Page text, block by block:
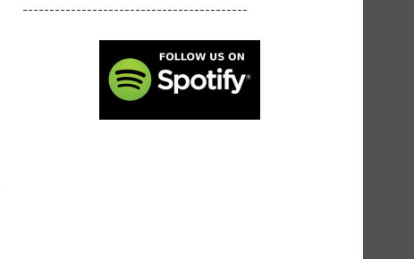
------------------------------------------